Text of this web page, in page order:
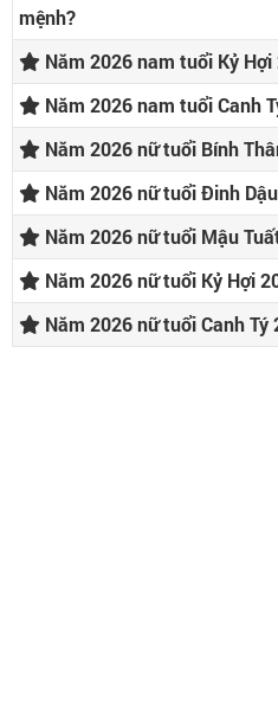
mệnh?
Năm 2026 nam tuổi Kỷ
Năm 2026 nam tuổi Canh
Năm 2026 nữ tuổi Bính
Năm 2026 nữ tuổi Đinh
Năm 2026 nữ tuổi Mậu
Năm 2026 nữ tuổi Kỷ Hợi
Năm 2026 nữ tuổi Canh